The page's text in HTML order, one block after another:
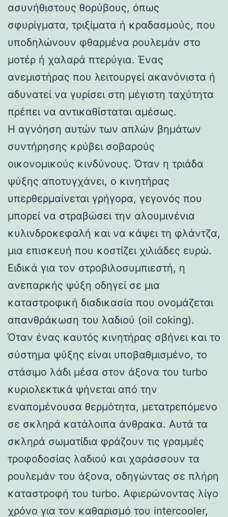
ασυνήθιστους θορύβους, όπως
σφυρίγματα, τριξίματα ή κραδασμούς, που
υποδηλώνουν φθαρμένα ρουλεμάν στο
μοτέρ ή χαλαρά πτερύγια. Ένας
ανεμιστήρας που λειτουργεί ακανόνιστα ή
αδυνατεί να γυρίσει στη μέγιστη ταχύτητα
πρέπει να αντικαθίσταται αμέσως.
Η αγνόηση αυτών των απλών βημάτων
συντήρησης κρύβει σοβαρούς
οικονομικούς κινδύνους. Όταν η τριάδα
ψύξης αποτυγχάνει, ο κινητήρας
υπερθερμαίνεται γρήγορα, γεγονός που
μπορεί να στραβώσει την αλουμινένια
κυλινδροκεφαλή και να κάψει τη φλάντζα,
μια επισκευή που κοστίζει χιλιάδες ευρώ.
Ειδικά για τον στροβιλοσυμπιεστή, η
ανεπαρκής ψύξη οδηγεί σε μια
καταστροφική διαδικασία που ονομάζεται
απανθράκωση του λαδιού (oil coking).
Όταν ένας καυτός κινητήρας σβήνει και το
σύστημα ψύξης είναι υποβαθμισμένο, το
στάσιμο λάδι μέσα στον άξονα του turbo
κυριολεκτικά ψήνεται από την
εναπομένουσα θερμότητα, μετατρεπόμενο
σε σκληρά κατάλοιπα άνθρακα. Αυτά τα
σκληρά σωματίδια φράζουν τις γραμμές
τροφοδοσίας λαδιού και χαράσσουν τα
ρουλεμάν του άξονα, οδηγώντας σε πλήρη
καταστροφή του turbo. Αφιερώνοντας λίγο
χρόνο για τον καθαρισμό του intercooler,